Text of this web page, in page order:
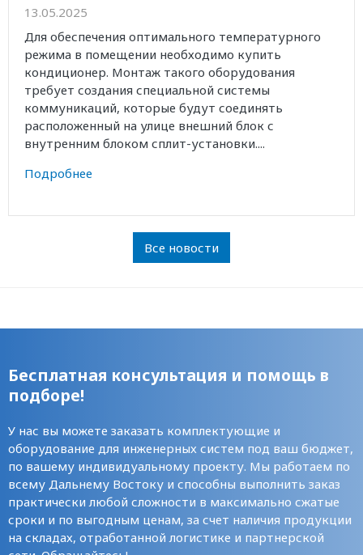
13.05.2025
Для обеспечения оптимального температурного
режима в помещении необходимо купить
кондиционер. Монтаж такого оборудования
требует создания специальной системы
коммуникаций, которые будут соединять
расположенный на улице внешний блок с
внутренним блоком сплит-установки....
Подробнее
Все новости
Бесплатная консультация и помощь в
подборе!
У нас вы можете заказать комплектующие и
оборудование для инженерных систем под ваш бюджет,
по вашему индивидуальному проекту. Мы работаем по
всему Дальнему Востоку и способны выполнить заказ
практически любой сложности в максимально сжатые
сроки и по выгодным ценам, за счет наличия продукции
на складах, отработанной логистике и партнерской